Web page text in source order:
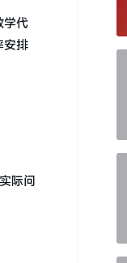
学代
安排
际问